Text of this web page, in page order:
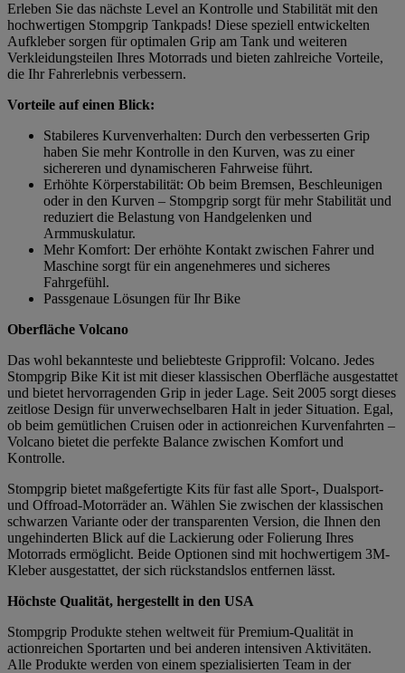
Erleben Sie das nächste Level an Kontrolle und Stabilität mit den
hochwertigen Stompgrip Tankpads! Diese speziell entwickelten
Aufkleber sorgen für optimalen Grip am Tank und weiteren
Verkleidungsteilen Ihres Motorrads und bieten zahlreiche Vorteile,
die Ihr Fahrerlebnis verbessern.
Vorteile auf einen Blick:
Stabileres Kurvenverhalten: Durch den verbesserten Grip
haben Sie mehr Kontrolle in den Kurven, was zu einer
sichereren und dynamischeren Fahrweise führt.
Erhöhte Körperstabilität: Ob beim Bremsen, Beschleunigen
oder in den Kurven – Stompgrip sorgt für mehr Stabilität und
reduziert die Belastung von Handgelenken und
Armmuskulatur.
Mehr Komfort: Der erhöhte Kontakt zwischen Fahrer und
Maschine sorgt für ein angenehmeres und sicheres
Fahrgefühl.
Passgenaue Lösungen für Ihr Bike
Oberfläche Volcano
Das wohl bekannteste und beliebteste Gripprofil: Volcano. Jedes
Stompgrip Bike Kit ist mit dieser klassischen Oberfläche ausgestattet
und bietet hervorragenden Grip in jeder Lage. Seit 2005 sorgt dieses
zeitlose Design für unverwechselbaren Halt in jeder Situation. Egal,
ob beim gemütlichen Cruisen oder in actionreichen Kurvenfahrten –
Volcano bietet die perfekte Balance zwischen Komfort und
Kontrolle.
Stompgrip bietet maßgefertigte Kits für fast alle Sport-, Dualsport-
und Offroad-Motorräder an. Wählen Sie zwischen der klassischen
schwarzen Variante oder der transparenten Version, die Ihnen den
ungehinderten Blick auf die Lackierung oder Folierung Ihres
Motorrads ermöglicht. Beide Optionen sind mit hochwertigem 3M-
Kleber ausgestattet, der sich rückstandslos entfernen lässt.
Höchste Qualität, hergestellt in den USA
Stompgrip Produkte stehen weltweit für Premium-Qualität in
actionreichen Sportarten und bei anderen intensiven Aktivitäten.
Alle Produkte werden von einem spezialisierten Team in der